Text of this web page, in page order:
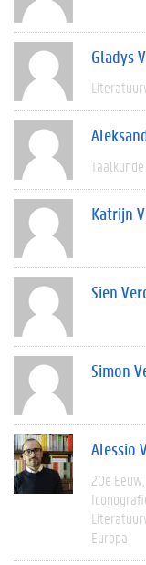
Gladys
Taalkunde
Katrijn
Sien
Simon
Alessio
20e Eeuw
Europa